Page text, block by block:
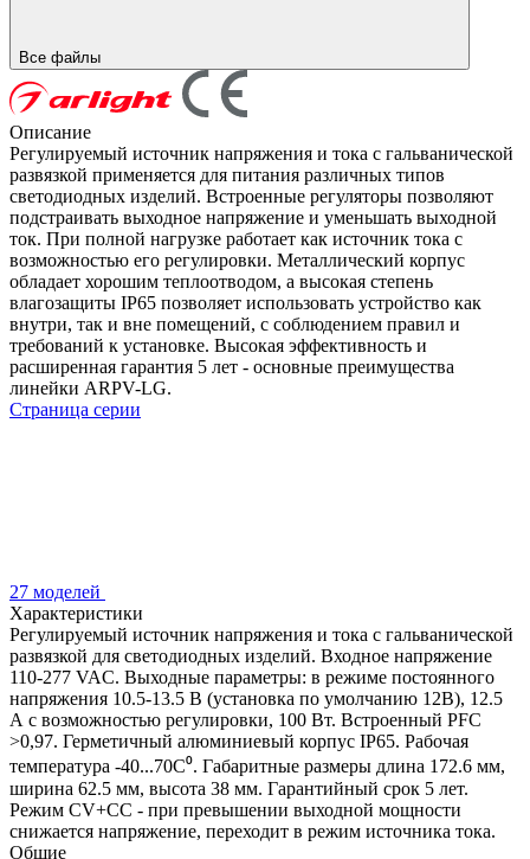
Все файлы
Описание
Регулируемый источник напряжения и тока с гальванической
развязкой применяется для питания различных типов
светодиодных изделий. Встроенные регуляторы позволяют
подстраивать выходное напряжение и уменьшать выходной
ток. При полной нагрузке работает как источник тока с
возможностью его регулировки. Металлический корпус
обладает хорошим теплоотводом, а высокая степень
влагозащиты IP65 позволяет использовать устройство как
внутри, так и вне помещений, с соблюдением правил и
требований к установке. Высокая эффективность и
расширенная гарантия 5 лет - основные преимущества
линейки ARPV-LG.
Страница серии
27 моделей
Характеристики
Регулируемый источник напряжения и тока с гальванической
развязкой для светодиодных изделий. Входное напряжение
110-277 VAC. Выходные параметры: в режиме постоянного
напряжения 10.5-13.5 В (установка по умолчанию 12В), 12.5
А с возможностью регулировки, 100 Вт. Встроенный PFC
>0,97. Герметичный алюминиевый корпус IP65. Рабочая
температура -40...70C⁰. Габаритные размеры длина 172.6 мм,
ширина 62.5 мм, высота 38 мм. Гарантийный срок 5 лет.
Режим CV+CC - при превышении выходной мощности
снижается напряжение, переходит в режим источника тока.
Общие